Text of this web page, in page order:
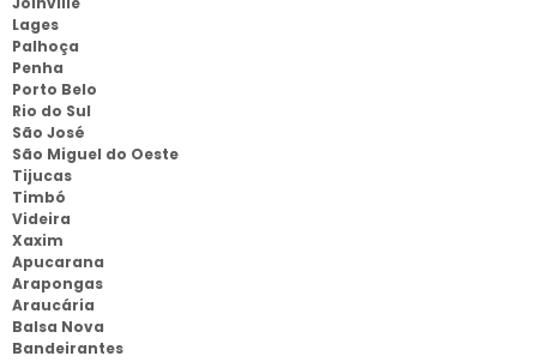
Lages
Palhoça
Penha
Porto Belo
Rio do Sul
São José
São Miguel do Oeste
Tijucas
Timbó
Videira
Xaxim
Apucarana
Arapongas
Araucária
Balsa Nova
Bandeirantes